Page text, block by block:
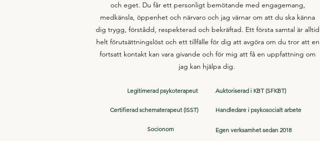
och eget. Du får ett personligt bemötande med engagemang,
medkänsla, öppenhet och närvaro och jag värnar om att du ska känna
dig trygg, förstådd, respekterad och bekräftad. Ett första samtal är alltid
helt förutsättningslöst och ett tillfälle för dig att avgöra om du tror att en
fortsatt kontakt kan vara givande och för mig att få en uppfattning om
jag kan hjälpa dig. ​​​​​​​​​​​​
Legitimerad psykoterapeut
Certifierad schematerapeut (ISST)
Socionom
Auktoriserad i KBT (SFKBT)
Handledare i psykosocialt arbete
Egen verksamhet sedan 2018